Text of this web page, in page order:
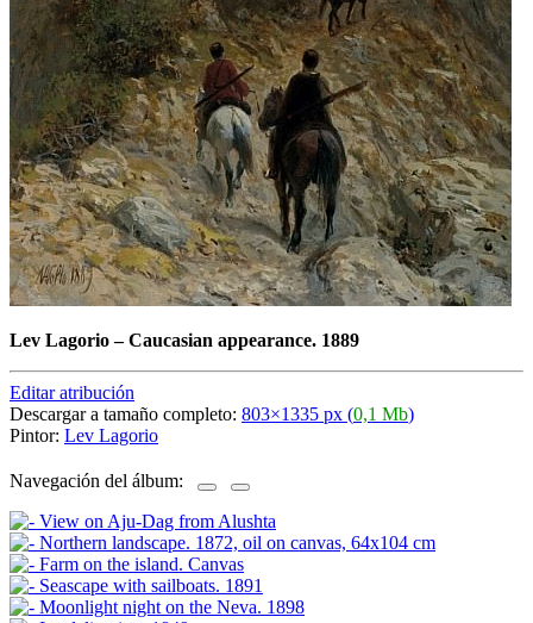
Lev Lagorio–Caucasian appearance. 1889
Editar atribución
Descargar a tamaño completo: 803×1335 px (0,1 Mb)
Pintor: Lev Lagorio
Navegación del álbum: